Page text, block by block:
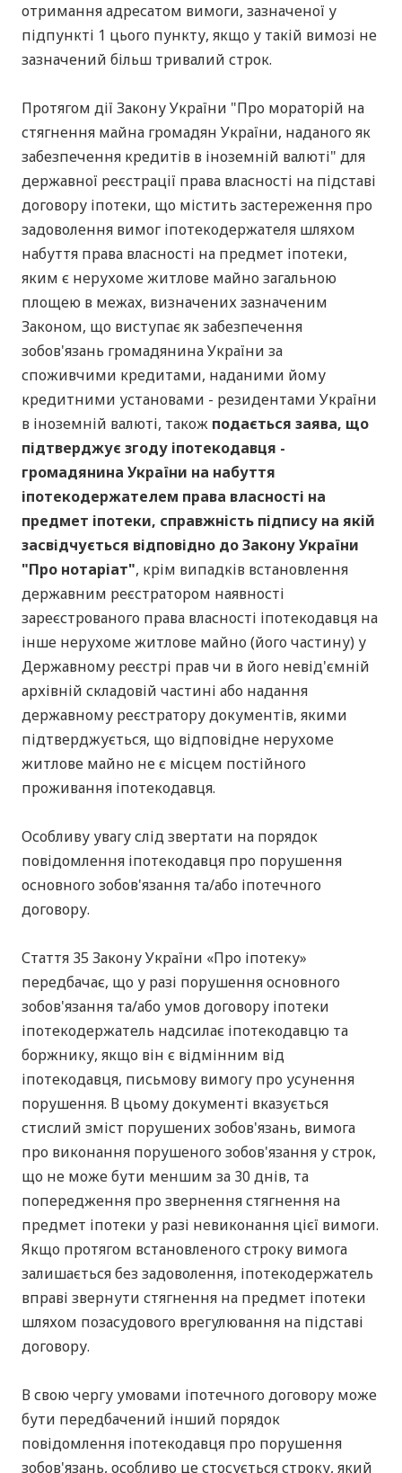
отримання адресатом вимоги, зазначеної у
підпункті 1 цього пункту, якщо у такій вимозі не
зазначений більш тривалий строк.
Протягом дії Закону України "Про мораторій на
стягнення майна громадян України, наданого як
забезпечення кредитів в іноземній валюті" для
державної реєстрації права власності на підставі
договору іпотеки, що містить застереження про
задоволення вимог іпотекодержателя шляхом
набуття права власності на предмет іпотеки,
яким є нерухоме житлове майно загальною
площею в межах, визначених зазначеним
Законом, що виступає як забезпечення
зобов'язань громадянина України за
споживчими кредитами, наданими йому
кредитними установами - резидентами України
в іноземній валюті, також подається заява, що
підтверджує згоду іпотекодавця -
громадянина України на набуття
іпотекодержателем права власності на
предмет іпотеки, справжність підпису на якій
засвідчується відповідно до Закону України
"Про нотаріат", крім випадків встановлення
державним реєстратором наявності
зареєстрованого права власності іпотекодавця на
інше нерухоме житлове майно (його частину) у
Державному реєстрі прав чи в його невід'ємній
архівній складовій частині або надання
державному реєстратору документів, якими
підтверджується, що відповідне нерухоме
житлове майно не є місцем постійного
проживання іпотекодавця.
Особливу увагу слід звертати на порядок
повідомлення іпотекодавця про порушення
основного зобов'язання та/або іпотечного
договору.
Стаття 35 Закону України «Про іпотеку»
передбачає, що у разі порушення основного
зобов'язання та/або умов договору іпотеки
іпотекодержатель надсилає іпотекодавцю та
боржнику, якщо він є відмінним від
іпотекодавця, письмову вимогу про усунення
порушення. В цьому документі вказується
стислий зміст порушених зобов'язань, вимога
про виконання порушеного зобов'язання у строк,
що не може бути меншим за 30 днів, та
попередження про звернення стягнення на
предмет іпотеки у разі невиконання цієї вимоги.
Якщо протягом встановленого строку вимога
залишається без задоволення, іпотекодержатель
вправі звернути стягнення на предмет іпотеки
шляхом позасудового врегулювання на підставі
договору.
В свою чергу умовами іпотечного договору може
бути передбачений інший порядок
повідомлення іпотекодавця про порушення
зобов'язань, особливо це стосується строку, який